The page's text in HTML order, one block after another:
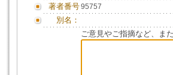
著者番号95757
別名：
ご意見やご指摘など、ま